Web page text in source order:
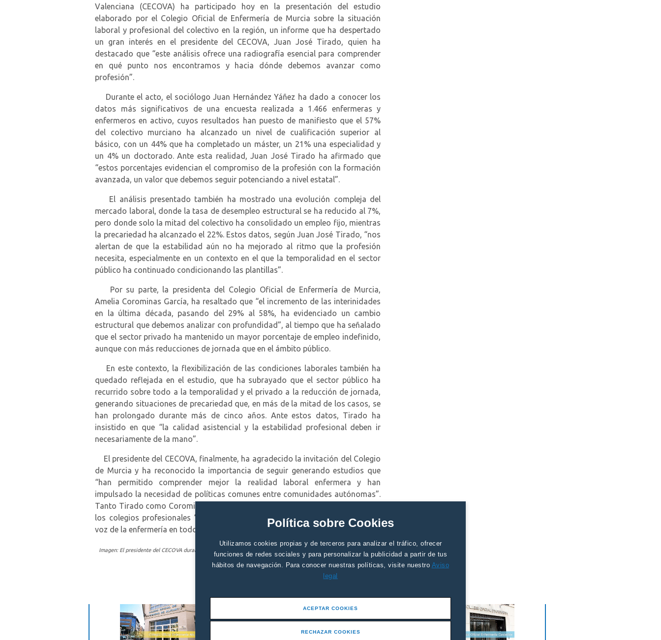
Política sobre Cookies
Utilizamos cookies propias y de terceros para analizar el tráfico, ofrecer
funciones de redes sociales y para personalizar la publicidad a partir de tus
hábitos de navegación. Para conocer nuestras políticas, visite nuestro Aviso
legal
ACEPTAR COOKIES
RECHAZAR COOKIES
Valenciana (CECOVA) ha participado hoy en la presentación del estudio
elaborado por el Colegio Oficial de Enfermería de Murcia sobre la situación
laboral y profesional del colectivo en la región, un informe que ha despertado
un gran interés en el presidente del CECOVA, Juan José Tirado, quien ha
destacado que “este análisis ofrece una radiografía esencial para comprender
en qué punto nos encontramos y hacia dónde debemos avanzar como
profesión”.
Durante el acto, el sociólogo Juan Hernández Yáñez ha dado a conocer los
datos más significativos de una encuesta realizada a 1.466 enfermeras y
enfermeros en activo, cuyos resultados han puesto de manifiesto que el 57%
del colectivo murciano ha alcanzado un nivel de cualificación superior al
básico, con un 44% que ha completado un máster, un 21% una especialidad y
un 4% un doctorado. Ante esta realidad, Juan José Tirado ha afirmado que
“estos porcentajes evidencian el compromiso de la profesión con la formación
avanzada, un valor que debemos seguir potenciando a nivel estatal”.
El análisis presentado también ha mostrado una evolución compleja del
mercado laboral, donde la tasa de desempleo estructural se ha reducido al 7%,
pero donde solo la mitad del colectivo ha consolidado un empleo fijo, mientras
la precariedad ha alcanzado el 22%. Estos datos, según Juan José Tirado, “nos
alertan de que la estabilidad aún no ha mejorado al ritmo que la profesión
necesita, especialmente en un contexto en el que la temporalidad en el sector
público ha continuado condicionando las plantillas”.
Por su parte, la presidenta del Colegio Oficial de Enfermería de Murcia,
Amelia Corominas García, ha resaltado que “el incremento de las interinidades
en la última década, pasando del 29% al 58%, ha evidenciado un cambio
estructural que debemos analizar con profundidad”, al tiempo que ha señalado
que el sector privado ha mantenido un mayor porcentaje de empleo indefinido,
aunque con más reducciones de jornada que en el ámbito público.
En este contexto, la flexibilización de las condiciones laborales también ha
quedado reflejada en el estudio, que ha subrayado que el sector público ha
recurrido sobre todo a la temporalidad y el privado a la reducción de jornada,
generando situaciones de precariedad que, en más de la mitad de los casos, se
han prolongado durante más de cinco años. Ante estos datos, Tirado ha
insistido en que “la calidad asistencial y la estabilidad profesional deben ir
necesariamente de la mano”.
El presidente del CECOVA, finalmente, ha agradecido la invitación del Colegio
de Murcia y ha reconocido la importancia de seguir generando estudios que
“han permitido comprender mejor la realidad laboral enfermera y han
impulsado la necesidad de políticas comunes entre comunidades autónomas”.
Tanto Tirado como Corominas han coincidido en que el trabajo conjunto entre
los colegios profesionales “ha contribuido de manera decisiva a fortalecer la
voz de la enfermería en todo el país”.
Imagen: El presidente del CECOVA durante la presentación del estudio del Colegio Oficial de Enfermería de Murcia.
Notas de Prensa